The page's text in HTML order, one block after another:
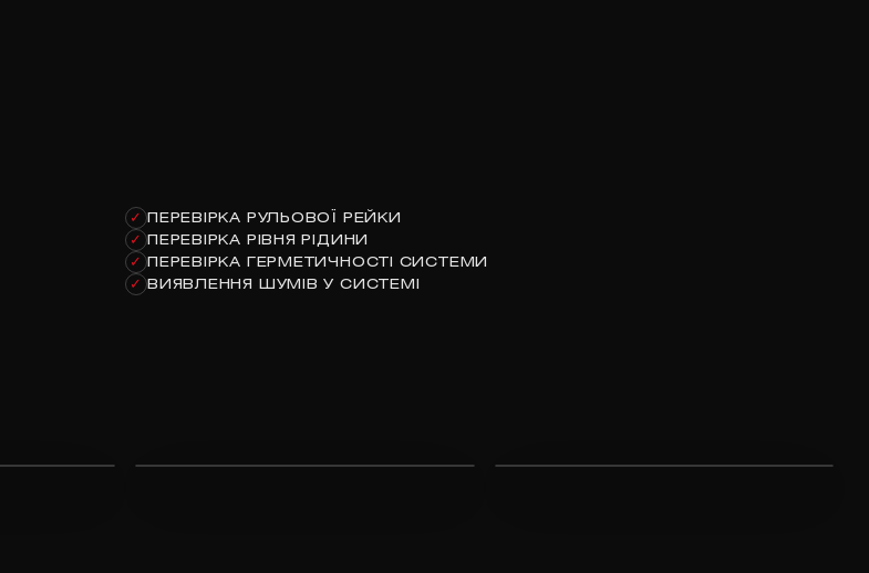
✓
ПЕРЕВІРКА РУЛЬОВОЇ РЕЙКИ
✓
ПЕРЕВІРКА РІВНЯ РІДИНИ
✓
ПЕРЕВІРКА ГЕРМЕТИЧНОСТІ СИСТЕМИ
✓ ВИЯВЛЕННЯ ШУМІВ У СИСТЕМІ